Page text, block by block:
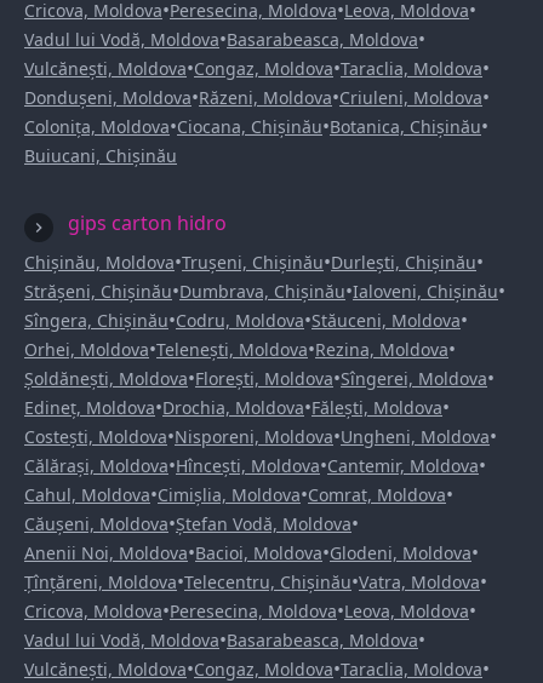
Cricova, Moldova•Peresecina, Moldova•Leova, Moldova•
Vadul lui Vodă, Moldova•Basarabeasca, Moldova•
Vulcănești, Moldova•Congaz, Moldova•Taraclia, Moldova•
Dondușeni, Moldova•Răzeni, Moldova•Criuleni, Moldova•
Colonița, Moldova•Ciocana, Chișinău•Botanica, Chișinău•
Buiucani, Chișinău
gips carton hidro
Chișinău, Moldova•Trușeni, Chișinău•Durlești, Chișinău•
Strășeni, Chișinău•Dumbrava, Chișinău•Ialoveni, Chișinău•
Sîngera, Chișinău•Codru, Moldova•Stăuceni, Moldova•
Orhei, Moldova•Telenești, Moldova•Rezina, Moldova•
Șoldănești, Moldova•Florești, Moldova•Sîngerei, Moldova•
Edineț, Moldova•Drochia, Moldova•Fălești, Moldova•
Costești, Moldova•Nisporeni, Moldova•Ungheni, Moldova•
Călărași, Moldova•Hîncești, Moldova•Cantemir, Moldova•
Cahul, Moldova•Cimișlia, Moldova•Comrat, Moldova•
Căușeni, Moldova•Ștefan Vodă, Moldova•
Anenii Noi, Moldova•Bacioi, Moldova•Glodeni, Moldova•
Țînțăreni, Moldova•Telecentru, Chișinău•Vatra, Moldova•
Cricova, Moldova•Peresecina, Moldova•Leova, Moldova•
Vadul lui Vodă, Moldova•Basarabeasca, Moldova•
Vulcănești, Moldova•Congaz, Moldova•Taraclia, Moldova•